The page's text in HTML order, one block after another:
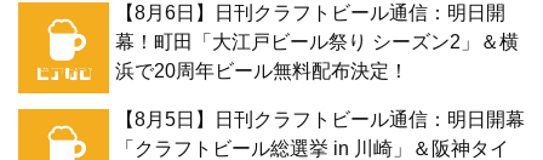
【8月6日】日刊クラフトビール通信：明日開
幕！町田「大江戸ビール祭り シーズン2」＆横
浜で20周年ビール無料配布決定！
【8月5日】日刊クラフトビール通信：明日開幕
「クラフトビール総選挙 in 川崎」＆阪神タイ